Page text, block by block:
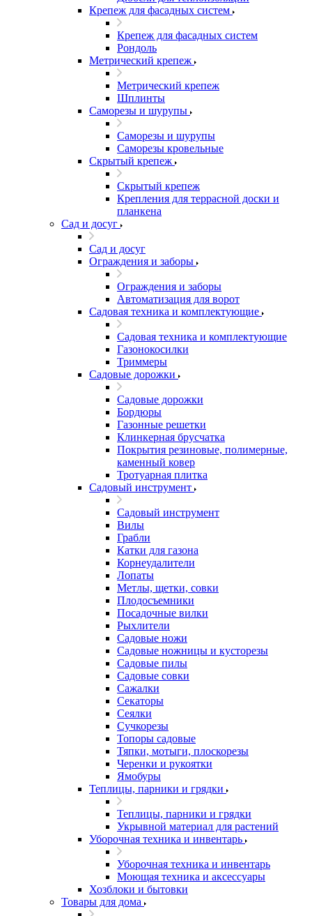
Крепеж для фасадных систем
Крепеж для фасадных систем
Рондоль
Метрический крепеж
Метрический крепеж
Шплинты
Саморезы и шурупы
Саморезы и шурупы
Саморезы кровельные
Скрытый крепеж
Скрытый крепеж
Крепления для террасной доски и
планкена
Сад и досуг
Сад и досуг
Ограждения и заборы
Ограждения и заборы
Автоматизация для ворот
Садовая техника и комплектующие
Садовая техника и комплектующие
Газонокосилки
Триммеры
Садовые дорожки
Садовые дорожки
Бордюры
Газонные решетки
Клинкерная брусчатка
Покрытия резиновые, полимерные,
каменный ковер
Тротуарная плитка
Садовый инструмент
Садовый инструмент
Вилы
Грабли
Катки для газона
Корнеудалители
Лопаты
Метлы, щетки, совки
Плодосъемники
Посадочные вилки
Рыхлители
Садовые ножи
Садовые ножницы и кусторезы
Садовые пилы
Садовые совки
Сажалки
Секаторы
Сеялки
Сучкорезы
Топоры садовые
Тяпки, мотыги, плоскорезы
Черенки и рукоятки
Ямобуры
Теплицы, парники и грядки
Теплицы, парники и грядки
Укрывной материал для растений
Уборочная техника и инвентарь
Уборочная техника и инвентарь
Моющая техника и аксессуары
Хозблоки и бытовки
Товары для дома